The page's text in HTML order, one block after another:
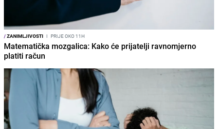
/ZANIMLJIVOSTI I PRIJE OKO 11H
Matematička mozgalica: Kako će prijatelji ravnomjerno
platiti račun